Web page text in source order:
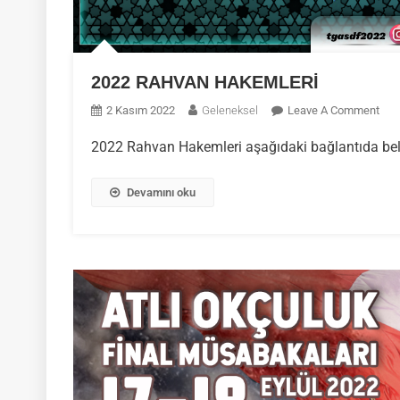
2022 RAHVAN HAKEMLERİ
2 Kasım 2022 Geleneksel Leave A CommentOn
2022 Rahvan Hakemleri aşağıdaki bağlantıda
Devamını oku